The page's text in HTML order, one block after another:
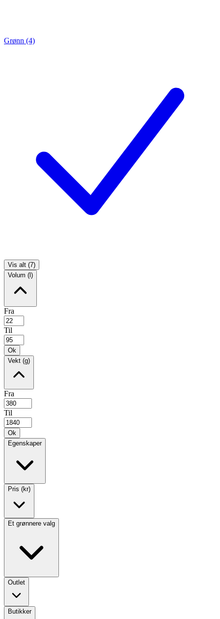
Grønn (4)
Vis alt (7)
Volum (l)
Fra
Til
Ok
Vekt (g)
Fra
Til
Ok
Egenskaper
Pris (kr)
Et grønnere valg
Outlet
Butikker